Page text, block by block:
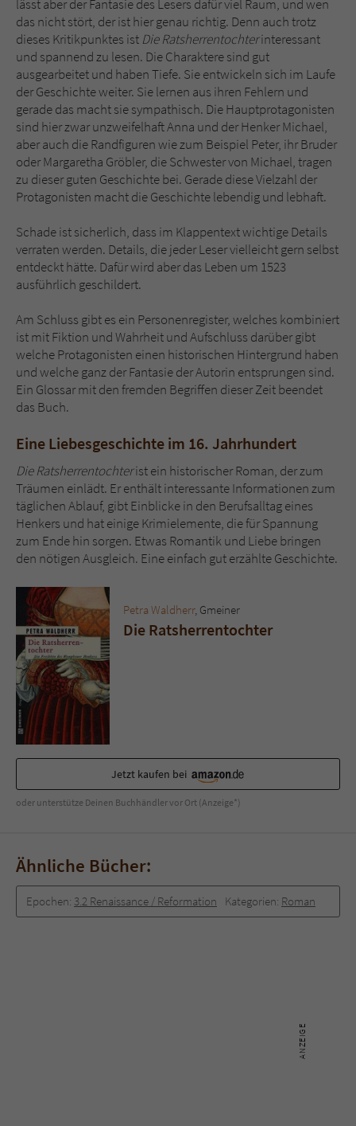
lässt aber der Fantasie des Lesers dafür viel Raum, und wen
das nicht stört, der ist hier genau richtig. Denn auch trotz
dieses Kritikpunktes ist Die Ratsherrentochterinteressant
und spannend zu lesen. Die Charaktere sind gut
ausgearbeitet und haben Tiefe. Sie entwickeln sich im Laufe
der Geschichte weiter. Sie lernen aus ihren Fehlern und
gerade das macht sie sympathisch. Die Hauptprotagonisten
sind hier zwar unzweifelhaft Anna und der Henker Michael,
aber auch die Randfiguren wie zum Beispiel Peter, ihr Bruder
oder Margaretha Gröbler, die Schwester von Michael, tragen
zu dieser guten Geschichte bei. Gerade diese Vielzahl der
Protagonisten macht die Geschichte lebendig und lebhaft.
Schade ist sicherlich, dass im Klappentext wichtige Details
verraten werden. Details, die jeder Leser vielleicht gern selbst
entdeckt hätte. Dafür wird aber das Leben um 1523
ausführlich geschildert.
Am Schluss gibt es ein Personenregister, welches kombiniert
ist mit Fiktion und Wahrheit und Aufschluss darüber gibt
welche Protagonisten einen historischen Hintergrund haben
und welche ganz der Fantasie der Autorin entsprungen sind.
Ein Glossar mit den fremden Begriffen dieser Zeit beendet
das Buch.
Eine Liebesgeschichte im 16. Jahrhundert
Die Ratsherrentochterist ein historischer Roman, der zum
Träumen einlädt. Er enthält interessante Informationen zum
täglichen Ablauf, gibt Einblicke in den Berufsalltag eines
Henkers und hat einige Krimielemente, die für Spannung
zum Ende hin sorgen. Etwas Romantik und Liebe bringen
den nötigen Ausgleich. Eine einfach gut erzählte Geschichte.
Petra Waldherr, Gmeiner
Die Ratsherrentochter
Jetzt kaufen bei
oder unterstütze Deinen Buchhändler vor Ort (Anzeige*)
Ähnliche Bücher:
Epochen: 3.2 Renaissance / Reformation Kategorien: Roman